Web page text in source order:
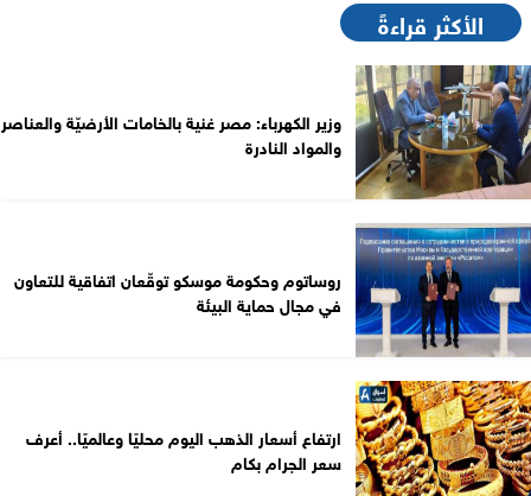
الأكثر قراءةً
وزير الكهرباء: مصر غنية بالخامات الأرضيّة والعناصر
والمواد النادرة
روساتوم وحكومة موسكو توقّعان اتفاقية للتعاون
في مجال حماية البيئة
ارتفاع أسعار الذهب اليوم محليًا وعالميًا.. أعرف
سعر الجرام بكام